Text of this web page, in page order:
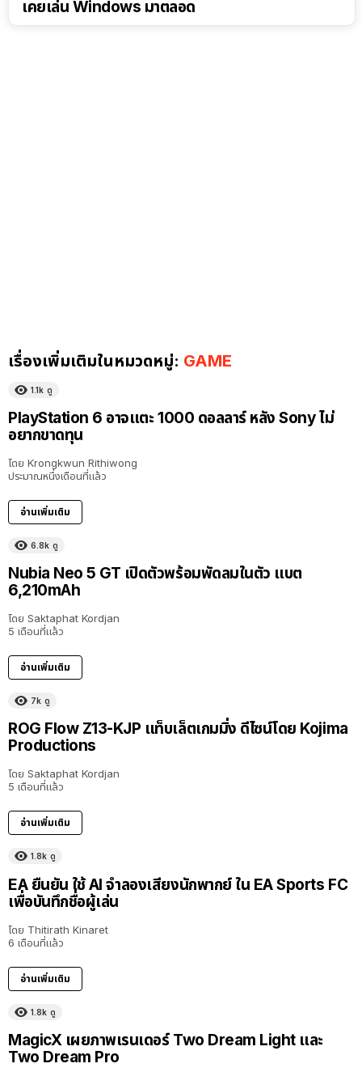
เคยเล่น Windows มาตลอด
เรื่องเพิ่มเติมในหมวดหมู่: GAME
1.1k ดู
PlayStation 6 อาจแตะ 1000 ดอลลาร์ หลัง Sony ไม่
อยากขาดทุน
โดย Krongkwun Rithiwong
ประมาณหนึ่งเดือนที่แล้ว
อ่านเพิ่มเติม
6.8k ดู
Nubia Neo 5 GT เปิดตัวพร้อมพัดลมในตัว แบต
6,210mAh
โดย Saktaphat Kordjan
5 เดือนที่แล้ว
อ่านเพิ่มเติม
7k ดู
ROG Flow Z13-KJP แท็บเล็ตเกมมิ่ง ดีไซน์โดย Kojima
Productions
โดย Saktaphat Kordjan
5 เดือนที่แล้ว
อ่านเพิ่มเติม
1.8k ดู
EA ยืนยัน ใช้ AI จำลองเสียงนักพากย์ ใน EA Sports FC
เพื่อบันทึกชื่อผู้เล่น
โดย Thitirath Kinaret
6 เดือนที่แล้ว
อ่านเพิ่มเติม
1.8k ดู
MagicX เผยภาพเรนเดอร์ Two Dream Light และ
Two Dream Pro